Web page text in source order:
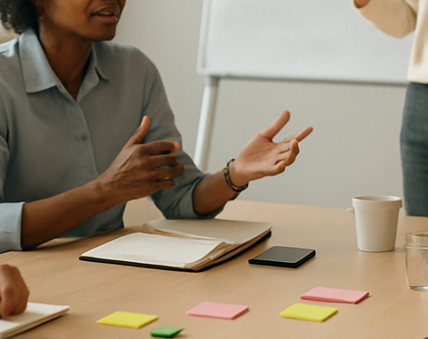
UBIA Wuppertal: Virtuelle
nutzen
UBIA Wuppertal:
Zertifizierte
Weiterbildungen
absolvieren
Digitale Bildung und
Kompetenzen mit UBIA
Wuppertal
Blended Learning
Strategien bei UBIA
Wuppertal: Praxisnah